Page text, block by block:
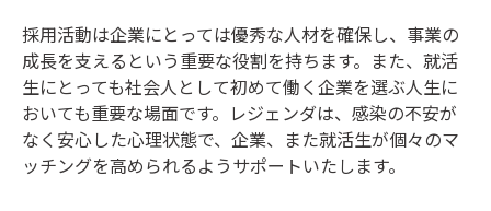
採用活動は企業にとっては優秀な人材を確保し、事業の
成長を支えるという重要な役割を持ちます。また、就活
生にとっても社会人として初めて働く企業を選ぶ人生に
おいても重要な場面です。レジェンダは、感染の不安が
なく安心した心理状態で、企業、また就活生が個々のマ
ッチングを高められるようサポートいたします。